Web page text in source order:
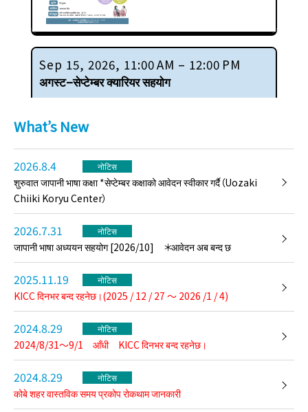
Sep 15, 2026, 11:00 AM – 12:00 PM
अगस्ट–सेप्टेम्बर क्यारियर सहयोग
नागरिकहरूलाई रोजगारी दिने विचार
दाइगाकु (जापान अर्थशास्त्र
विश्वविद्यालय) का प्राध्यापकहरूसँग
र रोजगारीको बारेमा परामर्श गर्न सक्छन्।
नागातामा आयोजना गरिएको छ।
PDF हेर्नुहोस्
Sep 9, 2026, 11:00 AM – 12:00 PM
अगस्ट–सेप्टेम्बर क्यारियर सहयोग
गरिरहेका कम्पनीहरूले निहोन केइजाई
What’s New
2026.8.4 नोटिस
शुरुवात जापानी भाषा कक्षा *सेप्टेम्बर कक्षाको आवेदन स्वीकार गर्दै（Uozaki
Chiiki Koryu Center）
2026.7.31 नोटिस
जापानी भाषा अध्ययन सहयोग [2026/10] ＊आवेदन अब बन्द छ
2025.11.19 नोटिस
KICC दिनभर बन्द रहनेछ।(2025 / 12 / 27 ～ 2026 /1 / 4)
2024.8.29 नोटिस
2024/8/31～9/1 आँधी KICC दिनभर बन्द रहनेछ।
2024.8.29 नोटिस
कोबे शहर वास्तविक समय प्रकोप रोकथाम जानकारी